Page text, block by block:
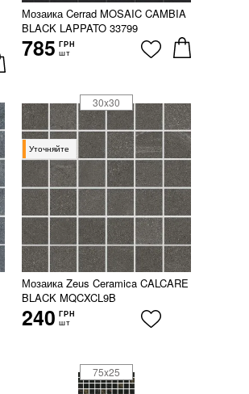
Мозаика Cerrad MOSAIC CAMBIA
BLACK LAPPATO 33799
785 ГРН
шт
Уточняйте
Мозаика Zeus Ceramica CALCARE
BLACK MQCXCL9B
240 ГРН
шт
30x30
75x25